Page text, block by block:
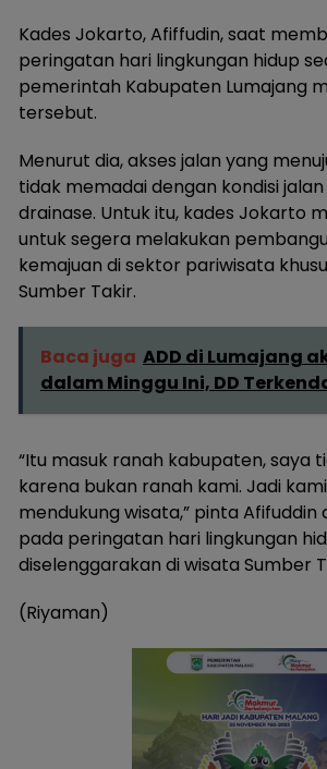
Kades Jokarto, Afiffudin, saat
peringatan hari lingkungan hidup
pemerintah Kabupaten Lumajang
tersebut.
Menurut dia, akses jalan yang
tidak memadai dengan kondisi
drainase. Untuk itu, kades Jokarto
untuk segera melakukan
kemajuan di sektor pariwisata
Sumber Takir.
Baca juga ADD di Lumajang
dalam Minggu Ini, DD
“Itu masuk ranah kabupaten, saya
karena bukan ranah kami. Jadi
mendukung wisata,” pinta
pada peringatan hari lingkungan
diselenggarakan di wisata Sumber
(Riyaman)